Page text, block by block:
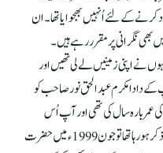
کرنے کے لئے اُنہیں بھجوایا تھا۔ ان
بھی نگرانی پر مقرر رہے ہیں۔
نے اپنی زمینیں لے لی تھیں اور
ہو گئے۔ 21؍ دسمبر1966ء کو آپ کے دادا مکرم عبدالحق نور صاحب کو
عمر بارہ سال کی تھی اور آپ اُس
شہادت کے عینی شاہد تھے۔ پرانے شہداء کا جب ذکر ہو رہا تھا تو جون 1999ء میں حضرت